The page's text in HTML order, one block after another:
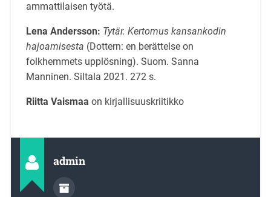
ammattilaisen työtä.
Lena Andersson: Tytär. Kertomus kansankodin
hajoamisesta (Dottern: en berättelse on
folkhemmets upplösning). Suom. Sanna
Manninen. Siltala 2021. 272 s.
Riitta Vaismaa on kirjallisuuskriitikko
admin